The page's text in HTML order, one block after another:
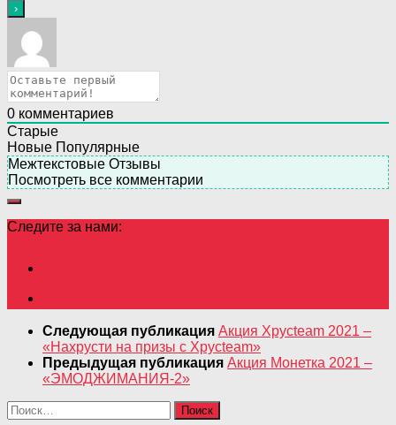
0 комментариев
Старые
Новые Популярные
Межтекстовые Отзывы
Посмотреть все комментарии
Следите за нами:
Следующая публикация Акция Хрусteam 2021 –
«Нахрусти на призы с Хрусteam»
Предыдущая публикация Акция Монетка 2021 –
«ЭМОДЖИМАНИЯ-2»
Найти: